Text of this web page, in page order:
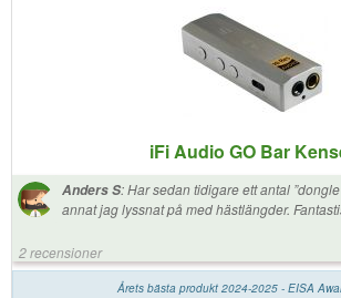
iFi Audio GO Bar
Anders S:Har sedan tidigare ett antal
annat jag lyssnat på med hästlängder.
2 recensioner
Årets bästa produkt 2024-2025 - EISA